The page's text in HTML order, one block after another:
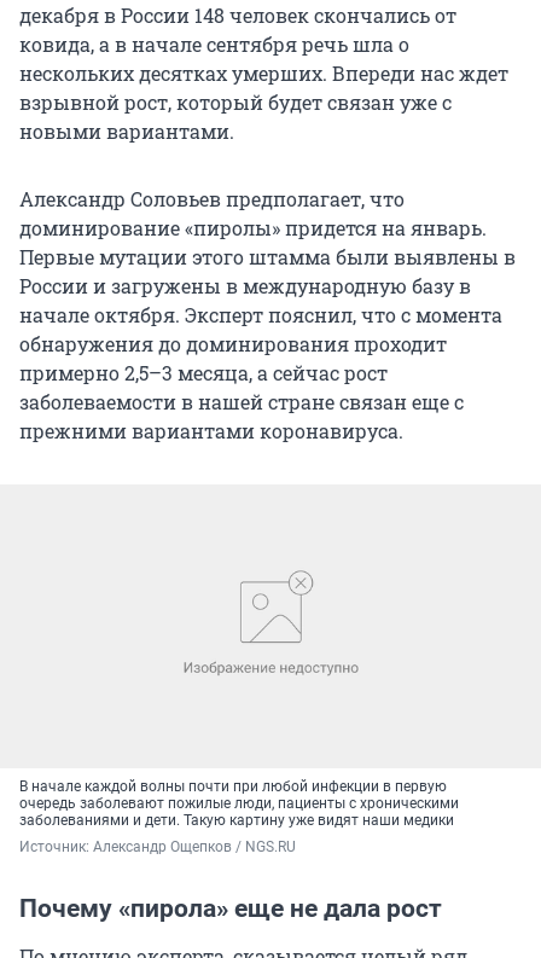
декабря в России 148 человек скончались от
ковида, а в начале сентября речь шла о
нескольких десятках умерших. Впереди нас ждет
взрывной рост, который будет связан уже с
новыми вариантами.
Александр Соловьев предполагает, что
доминирование «пиролы» придется на январь.
Первые мутации этого штамма были выявлены в
России и загружены в международную базу в
начале октября. Эксперт пояснил, что с момента
обнаружения до доминирования проходит
примерно 2,5–3 месяца, а сейчас рост
заболеваемости в нашей стране связан еще с
прежними вариантами коронавируса.
В начале каждой волны почти при любой инфекции в первую
очередь заболевают пожилые люди, пациенты с хроническими
заболеваниями и дети. Такую картину уже видят наши медики
Источник: Александр Ощепков / NGS.RU
Почему «пирола» еще не дала рост